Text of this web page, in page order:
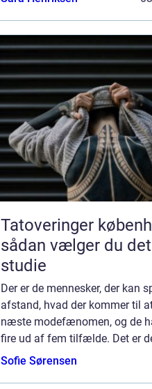
Tatoveringer
sådan vælger du
studie
Der er de mennesker, der kan
afstand, hvad der kommer til
næste modefænomen, og de
fire ud af fem tilfælde. Det er
som der tager en dille til sig,
Sofie Sørensen